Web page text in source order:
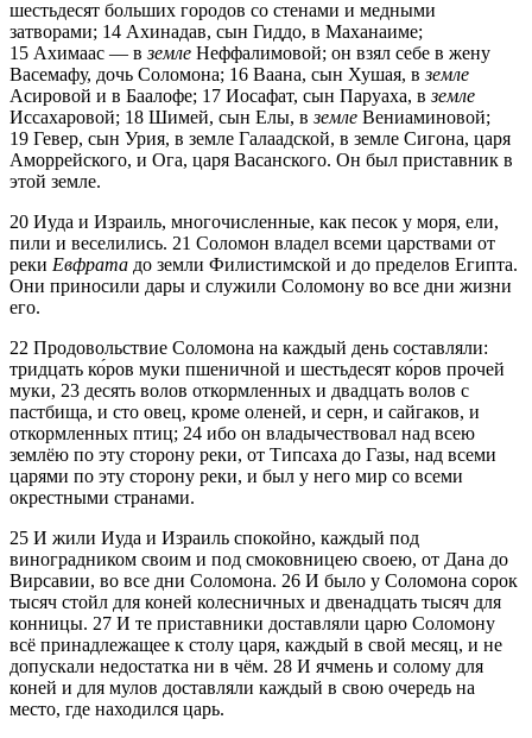
шестьдесят больших городов со стенами и медными
затворами; 14 Ахинадав, сын Гиддо, в Маханаиме;
15 Ахимаас — вземле Неффалимовой; он взял себе в жену
Васемафу, дочь Соломона; 16 Ваана, сын Хушая, вземле
Асировой и в Баалофе; 17 Иосафат, сын Паруаха, вземле
Иссахаровой; 18 Шимей, сын Елы, вземле Вениаминовой;
19 Гевер, сын Урия, в земле Галаадской, в земле Сигона, царя
Аморрейского, и Ога, царя Васанского. Он был приставник в
этой земле.
20 Иуда и Израиль, многочисленные, как песок у моря, ели,
пили и веселились. 21 Соломон владел всеми царствами от
реки Евфрата до земли Филистимской и до пределов Египта.
Они приносили дары и служили Соломону во все дни жизни
его.
22 Продовольствие Соломона на каждый день составляли:
тридцать ко́ров муки пшеничной и шестьдесят ко́ров прочей
муки, 23 десять волов откормленных и двадцать волов с
пастбища, и сто овец, кроме оленей, и серн, и сайгаков, и
откормленных птиц; 24 ибо он владычествовал над всею
землёю по эту сторону реки, от Типсаха до Газы, над всеми
царями по эту сторону реки, и был у него мир со всеми
окрестными странами.
25 И жили Иуда и Израиль спокойно, каждый под
виноградником своим и под смоковницею своею, от Дана до
Вирсавии, во все дни Соломона. 26 И было у Соломона сорок
тысяч стойл для коней колесничных и двенадцать тысяч для
конницы. 27 И те приставники доставляли царю Соломону
всё принадлежащее к столу царя, каждый в свой месяц, и не
допускали недостатка ни в чём. 28 И ячмень и солому для
коней и для мулов доставляли каждый в свою очередь на
место, где находился царь.